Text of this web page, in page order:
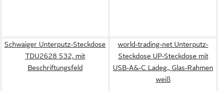
Schwaiger Unterputz-Steckdose
TDU2628 532, mit
Beschriftungsfeld
world-trading-net Unterputz-
Steckdose UP-Steckdose mit
USB-A&-C Ladeg., Glas-Rahmen
weiß